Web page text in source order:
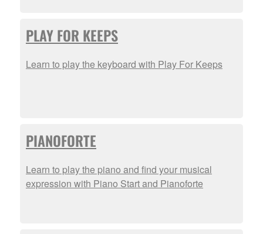
PLAY FOR KEEPS
Learn to play the keyboard with Play For Keeps
PIANOFORTE
Learn to play the piano and find your musical
expression with Piano Start and Pianoforte